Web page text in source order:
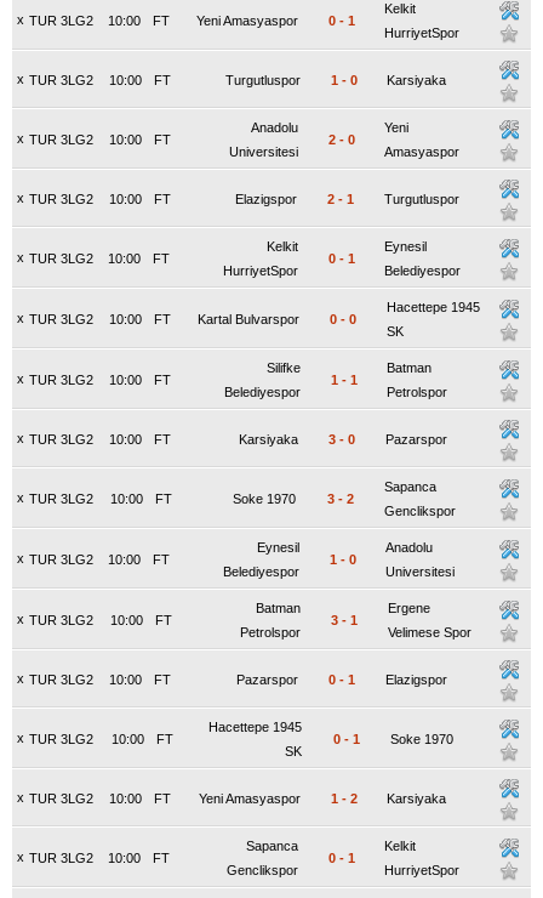
x TUR 3LG2 FT
10:00 Yeni Amasyaspor 0 - 1
Kelkit
HurriyetSpor
x TUR 3LG2 FT
10:00 Turgutluspor 1 - 0 Karsiyaka
x TUR 3LG2 FT
10:00
Anadolu
Universitesi
2 - 0
Yeni
Amasyaspor
x TUR 3LG2 FT
10:00 Elazigspor 2 - 1 Turgutluspor
x TUR 3LG2 FT
10:00
Kelkit
HurriyetSpor
0 - 1
Eynesil
Belediyespor
x TUR 3LG2 FT
10:00 Kartal Bulvarspor 0 - 0
Hacettepe 1945
SK
x TUR 3LG2 FT
10:00
Silifke
Belediyespor
1 - 1
Batman
Petrolspor
x TUR 3LG2 FT
10:00 Karsiyaka 3 - 0 Pazarspor
x TUR 3LG2 FT
10:00 Soke 1970 3 - 2
Sapanca
Genclikspor
x TUR 3LG2 FT
10:00
Eynesil
Belediyespor
1 - 0
Anadolu
Universitesi
x TUR 3LG2 FT
10:00
Batman
Petrolspor
3 - 1
Ergene
Velimese Spor
x TUR 3LG2 FT
10:00 Pazarspor 0 - 1 Elazigspor
x TUR 3LG2 FT
10:00
Hacettepe 1945
SK
0 - 1 Soke 1970
x TUR 3LG2 FT
10:00 Yeni Amasyaspor 1 - 2 Karsiyaka
x TUR 3LG2 FT
10:00
Sapanca
Genclikspor
0 - 1
Kelkit
HurriyetSpor